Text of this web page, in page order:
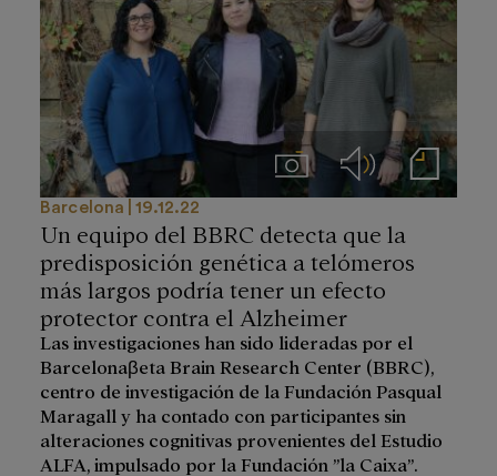
ImágenesAudios Notas de prensa
Barcelona 19.12.22
Un equipo del BBRC detecta que la
predisposición genética a telómeros
más largos podría tener un efecto
protector contra el Alzheimer
Las investigaciones han sido lideradas por el
Barcelonaβeta Brain Research Center (BBRC),
centro de investigación de la Fundación Pasqual
Maragall y ha contado con participantes sin
alteraciones cognitivas provenientes del Estudio
ALFA, impulsado por la Fundación ”la Caixa”.